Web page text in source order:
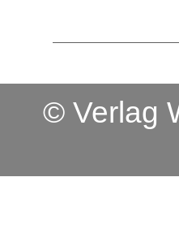
© Verlag